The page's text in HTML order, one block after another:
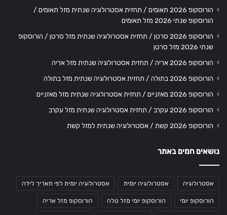
הורוסקופ 2026 תאומים / תחזית אסטרולוגיה שנתית מזל תאומים /
הורוסקופ שנתי 2026 מזל תאומים
הורוסקופ 2026 סרטן / תחזית אסטרולוגיה שנתית מזל סרטן / הורוסקופ
שנתי 2026 מזל סרטן
הורוסקופ 2026 אריה / תחזית אסטרולוגיה שנתית מזל אריה
הורוסקופ 2026 בתולה / תחזית אסטרולוגיה שנתית מזל בתולה
הורוסקופ 2026 מאזניים / תחזית אסטרולוגיה שנתית מזל מאזניים
הורוסקופ 2026 עקרב / תחזית אסטרולוגיה שנתית מזל עקרב
הורוסקופ 2026 קשת / אסטרולוגיה שנתית למזל קשת
נושאים חמים באתר
אסטרולוגיה אסטרולוגיה יומית אסטרולוגיה יומית לפי תאריך לידה
הורוסקופ יומי הורוסקופ יומי מזל טלה הורוסקופ מזל אריה